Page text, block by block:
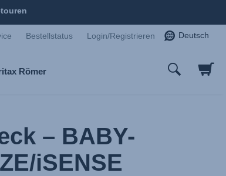
Bestellstatus Login/Registrieren Deutsch
Römer
– BABY-
iSENSE